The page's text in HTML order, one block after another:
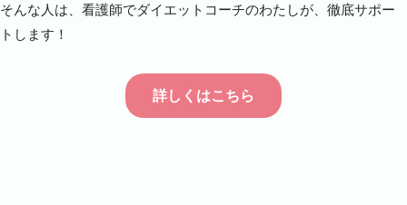
そんな人は、看護師でダイエットコーチのわたしが、徹底サポー
トします！
詳しくはこちら